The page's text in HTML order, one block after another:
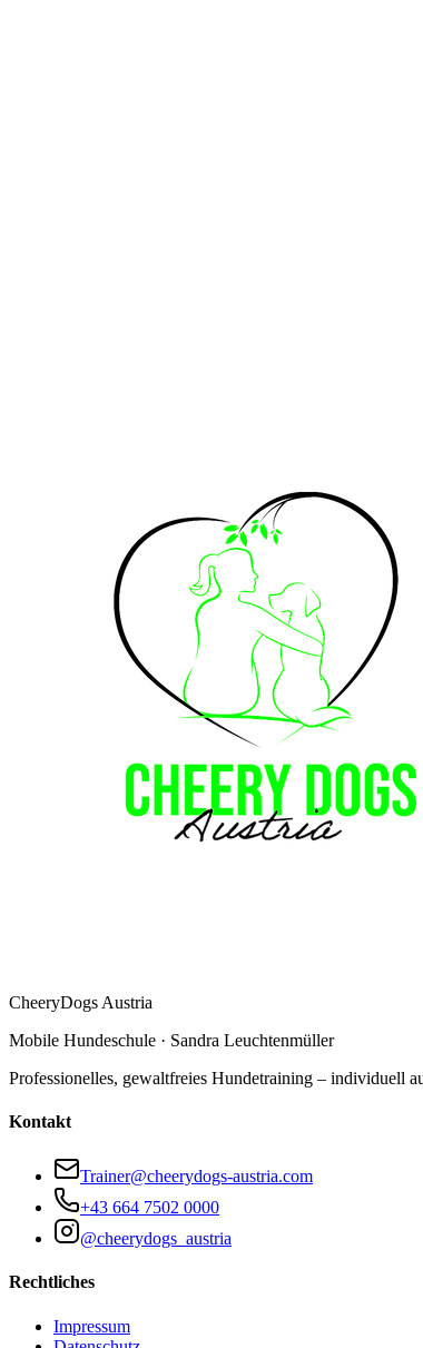
CheeryDogs Austria
Mobile Hundeschule · Sandra Leuchtenmüller
Professionelles, gewaltfreies Hundetraining – individuell
Kontakt
Trainer@cheerydogs-austria.com
+43 664 7502 0000
@cheerydogs_austria
Rechtliches
Impressum